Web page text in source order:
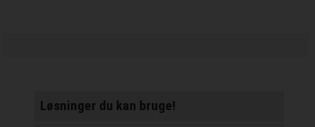
Løsninger du kan bruge!